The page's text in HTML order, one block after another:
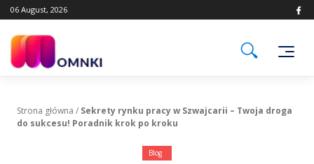
Skip
to
06 August, 2026
Strona główna / Sekrety rynku pracy w Szwajcarii – Twoja droga
do sukcesu! Poradnik krok po kroku
Blog